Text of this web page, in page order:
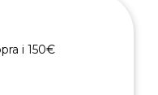
i 150€